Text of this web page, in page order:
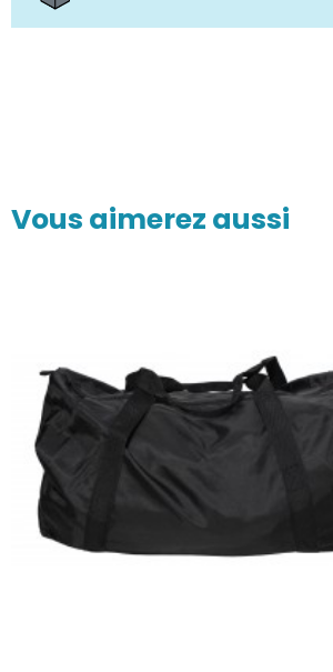
Vous aimerez aussi